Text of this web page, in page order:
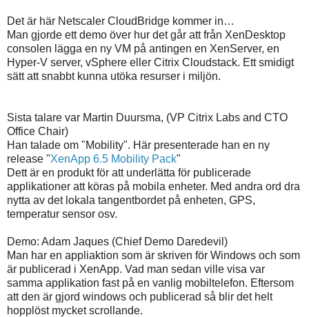
Det är här Netscaler CloudBridge kommer in…
Man gjorde ett demo över hur det går att från XenDesktop
consolen lägga en ny VM på antingen en XenServer, en
Hyper-V server, vSphere eller Citrix Cloudstack. Ett smidigt
sätt att snabbt kunna utöka resurser i miljön.
Sista talare var Martin Duursma, (VP Citrix Labs and CTO
Office Chair)
Han talade om "Mobility". Här presenterade han en ny
release "XenApp 6.5 Mobility Pack"
Dett är en produkt för att underlätta för publicerade
applikationer att köras på mobila enheter. Med andra ord dra
nytta av det lokala tangentbordet på enheten, GPS,
temperatur sensor osv.
Demo: Adam Jaques (Chief Demo Daredevil)
Man har en appliaktion som är skriven för Windows och som
är publicerad i XenApp. Vad man sedan ville visa var
samma applikation fast på en vanlig mobiltelefon. Eftersom
att den är gjord windows och publicerad så blir det helt
hopplöst mycket scrollande.